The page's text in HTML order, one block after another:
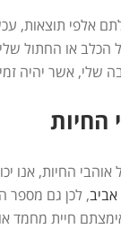
אלפי תוצאות,
או החתול
שלי, אשר יהיה
החיות
החיות, אנו
, לכן גם מספר
חיית